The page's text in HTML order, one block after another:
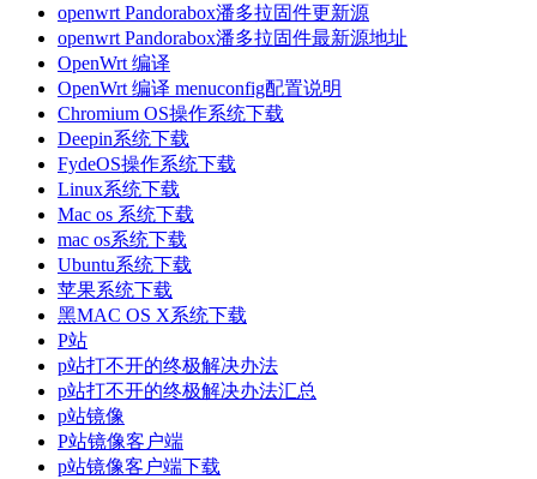
openwrt Pandorabox潘多拉固件更新源
openwrt Pandorabox潘多拉固件最新源地址
OpenWrt 编译
OpenWrt 编译 menuconfig配置说明
Chromium OS操作系统下载
Deepin系统下载
FydeOS操作系统下载
Linux系统下载
Mac os 系统下载
mac os系统下载
Ubuntu系统下载
苹果系统下载
黑MAC OS X系统下载
P站
p站打不开的终极解决办法
p站打不开的终极解决办法汇总
p站镜像
P站镜像客户端
p站镜像客户端下载